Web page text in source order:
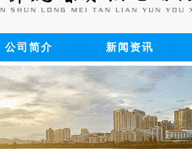
公司简介 新闻资讯